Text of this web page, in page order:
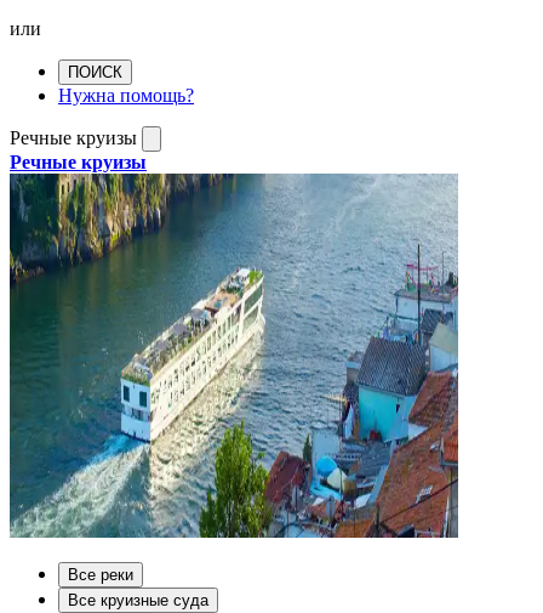
или
ПОИСК
Нужна помощь?
Речные круизы
Речные круизы
Все реки
Все круизные суда